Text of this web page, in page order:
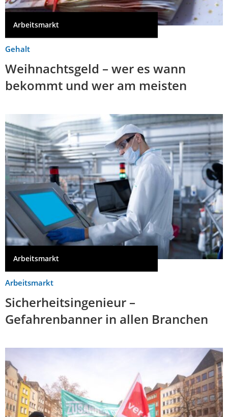
Arbeitsmarkt
Gehalt
Weihnachtsgeld – wer es wann
bekommt und wer am meisten
Arbeitsmarkt
Arbeitsmarkt
Sicherheitsingenieur –
Gefahrenbanner in allen Branchen